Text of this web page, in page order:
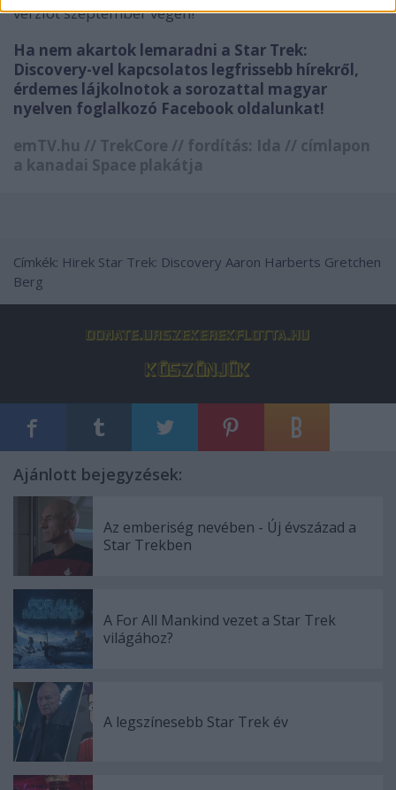
verziót szeptember végén!
Ha nem akartok lemaradni a Star Trek:
Discovery-vel kapcsolatos legfrissebb hírekről,
érdemes lájkolnotok a sorozattal magyar
nyelven foglalkozó Facebook oldalunkat!
emTV.hu // TrekCore // fordítás: Ida // címlapon
a kanadai Space plakátja
Címkék: Hirek Star Trek: Discovery Aaron Harberts Gretchen
Berg
Ajánlott bejegyzések:
Az emberiség nevében - Új évszázad a
Star Trekben
A For All Mankind vezet a Star Trek
világához?
A legszínesebb Star Trek év